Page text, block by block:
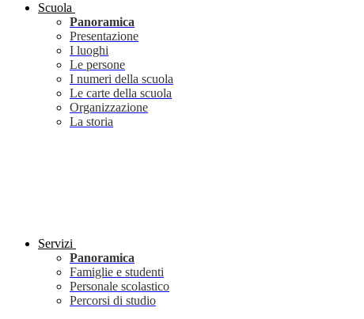
Scuola
Panoramica
Presentazione
I luoghi
Le persone
I numeri della scuola
Le carte della scuola
Organizzazione
La storia
Servizi
Panoramica
Famiglie e studenti
Personale scolastico
Percorsi di studio